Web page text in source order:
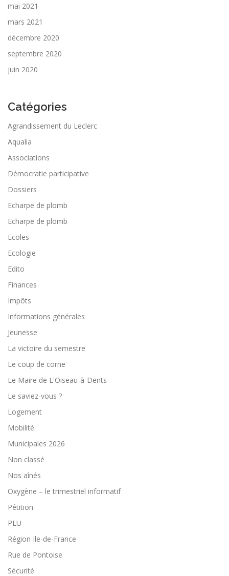
mai 2021
mars 2021
décembre 2020
septembre 2020
juin 2020
Catégories
Agrandissement du Leclerc
Aqualia
Associations
Démocratie participative
Dossiers
Echarpe de plomb
Echarpe de plomb
Ecoles
Ecologie
Edito
Finances
Impôts
Informations générales
Jeunesse
La victoire du semestre
Le coup de corne
Le Maire de L'Oiseau-à-Dents
Le saviez-vous ?
Logement
Mobilité
Municipales 2026
Non classé
Nos aînés
Oxygène – le trimestriel informatif
Pétition
PLU
Région Ile-de-France
Rue de Pontoise
Sécurité